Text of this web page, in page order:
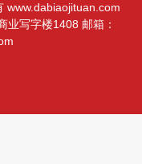
www.dabiaojituan.com
业写字楼1408 邮箱：